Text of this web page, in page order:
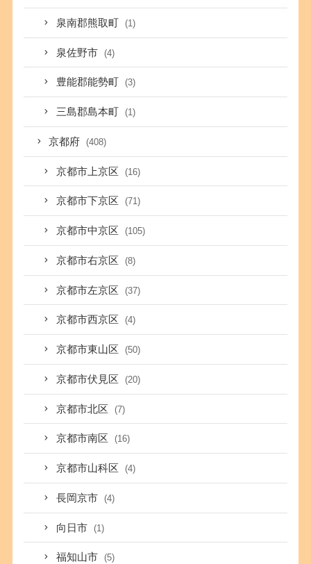
泉南郡熊取町 (1)
泉佐野市 (4)
豊能郡能勢町 (3)
三島郡島本町 (1)
京都府 (408)
京都市上京区 (16)
京都市下京区 (71)
京都市中京区 (105)
京都市右京区 (8)
京都市左京区 (37)
京都市西京区 (4)
京都市東山区 (50)
京都市伏見区 (20)
京都市北区 (7)
京都市南区 (16)
京都市山科区 (4)
長岡京市 (4)
向日市 (1)
福知山市 (5)